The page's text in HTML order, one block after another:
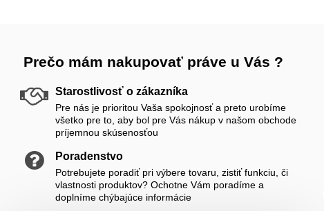
Prečo mám nakupovať práve u Vás ?
Starostlivosť o zákazníka
Pre nás je prioritou Vaša spokojnosť a preto urobíme
všetko pre to, aby bol pre Vás nákup v našom obchode
príjemnou skúsenosťou
Poradenstvo
Potrebujete poradiť pri výbere tovaru, zistiť funkciu, či
vlastnosti produktov? Ochotne Vám poradíme a
doplníme chýbajúce informácie